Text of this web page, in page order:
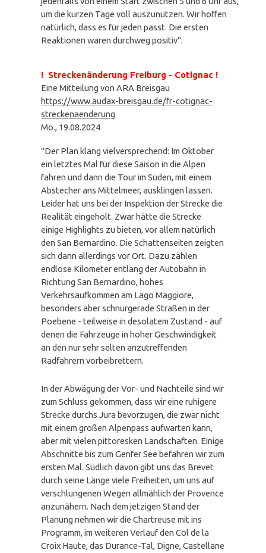
um die kurzen Tage voll auszunutzen. Wir hoffen
natürlich, dass es für jeden passt. Die ersten
Reaktionen waren durchweg positiv".
! Streckenänderung Freiburg - Cotignac !
Eine Mitteilung von ARA Breisgau
https://www.audax-breisgau.de/fr-cotignac-
streckenaenderung
Mo., 19.08.2024
"Der Plan klang vielversprechend: Im Oktober
ein letztes Mal für diese Saison in die Alpen
fahren und dann die Tour im Süden, mit einem
Abstecher ans Mittelmeer, ausklingen lassen.
Leider hat uns bei der Inspektion der Strecke die
Realität eingeholt. Zwar hätte die Strecke
einige Highlights zu bieten, vor allem natürlich
den San Bernardino. Die Schattenseiten zeigten
sich dann allerdings vor Ort. Dazu zählen
endlose Kilometer entlang der Autobahn in
Richtung San Bernardino, hohes
Verkehrsaufkommen am Lago Maggiore,
besonders aber schnurgerade Straßen in der
Poebene - teilweise in desolatem Zustand - auf
denen die Fahrzeuge in hoher Geschwindigkeit
an den nur sehr selten anzutreffenden
Radfahrern vorbeibrettern.
In der Abwägung der Vor- und Nachteile sind wir
zum Schluss gekommen, dass wir eine ruhigere
Strecke durchs Jura bevorzugen, die zwar nicht
mit einem großen Alpenpass aufwarten kann,
aber mit vielen pittoresken Landschaften. Einige
Abschnitte bis zum Genfer See befahren wir zum
ersten Mal. Südlich davon gibt uns das Brevet
durch seine Länge viele Freiheiten, um uns auf
verschlungenen Wegen allmählich der Provence
anzunähern. Nach dem jetzigen Stand der
Planung nehmen wir die Chartreuse mit ins
Programm, im weiteren Verlauf den Col de la
Croix Haute, das Durance-Tal, Digne, Castellane